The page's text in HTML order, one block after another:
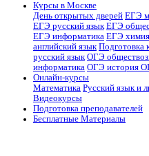
Курсы в Москве
День открытых дверей ЕГЭ
ЕГЭ русский язык ЕГЭ
ЕГЭ информатика ЕГЭ химия
английский язык Подготовка
русский язык ОГЭ
информатика ОГЭ история
Онлайн-курсы
Математика Русский язык и
Видеокурсы
Подготовка преподавателей
Бесплатные Материалы